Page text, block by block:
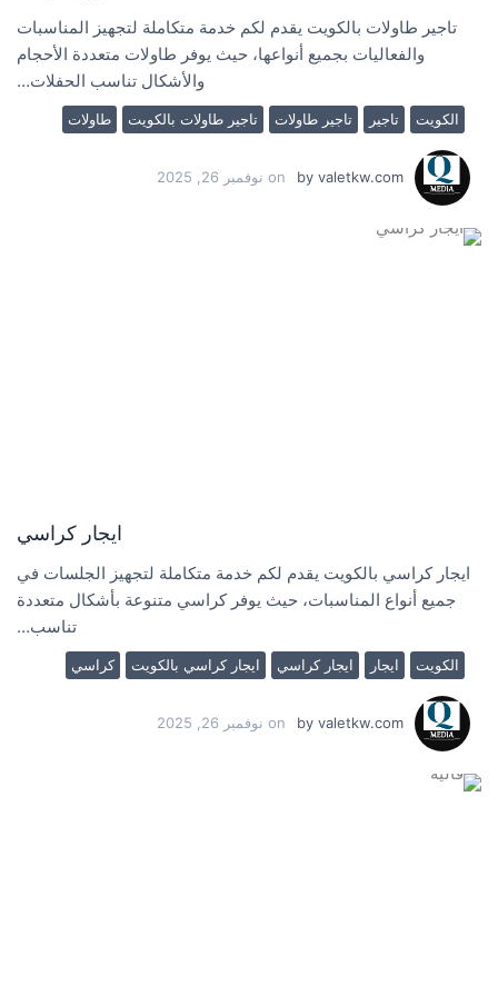
الكويت تاجير تاجير طاولات تاجير طاولات بالكويت طاولات
تاجير طاولات بالكويت يقدم لكم خدمة متكاملة لتجهيز المناسبات
والفعاليات بجميع أنواعها، حيث يوفر طاولات متعددة الأحجام
والأشكال تناسب الحفلات…
byvaletkw.com
on نوفمبر 26, 2025
ايجار كراسي
الكويت ايجار ايجار كراسي ايجار كراسي بالكويت كراسي
ايجار كراسي بالكويت يقدم لكم خدمة متكاملة لتجهيز الجلسات في
جميع أنواع المناسبات، حيث يوفر كراسي متنوعة بأشكال متعددة
تناسب…
byvaletkw.com
on نوفمبر 26, 2025